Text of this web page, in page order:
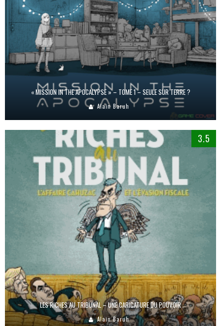
« MISSION IN THE APOCALYPSE » – TOME 1 – SEULE SUR TERRE ?
Alain Baruh
3.5
LES RICHES AU TRIBUNAL – UNE CARICATURE DU POUVOIR
Alain Baruh